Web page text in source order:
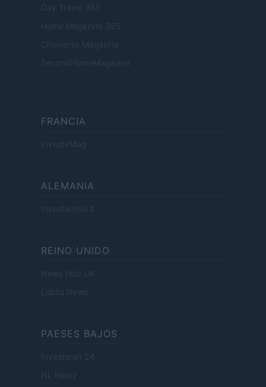
Day Travel 365
Home Magazine 365
Cineverse Magazine
SecondHomeMagazine
FRANCIA
InvestirMag
ALEMANIA
Investieren24
REINO UNIDO
News Hub UK
Lgbtq News
PAESES BAJOS
Investeren 24
NL Newz